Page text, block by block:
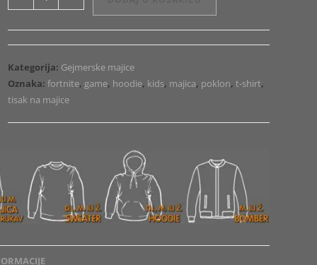
ili
Hoodie
Fortnite
Dark
1
količina
Kategorija: Gejmerske majice
Oznaka:fortnite, game, hoodie, kids, majica, poklon,t-shirt,
tisak na majice